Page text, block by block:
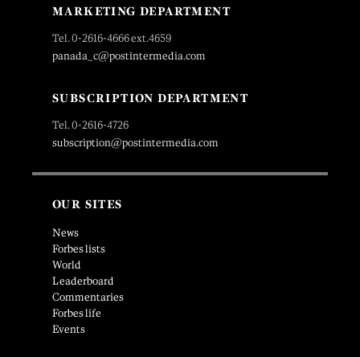
MARKETING DEPARTMENT
Tel. 0-2616-4666 ext.4659
panada_c@postintermedia.com
SUBSCRIPTION DEPARTMENT
Tel. 0-2616-4726
subscription@postintermedia.com
OUR SITES
News
Forbes lists
World
Leaderboard
Commentaries
Forbes life
Events